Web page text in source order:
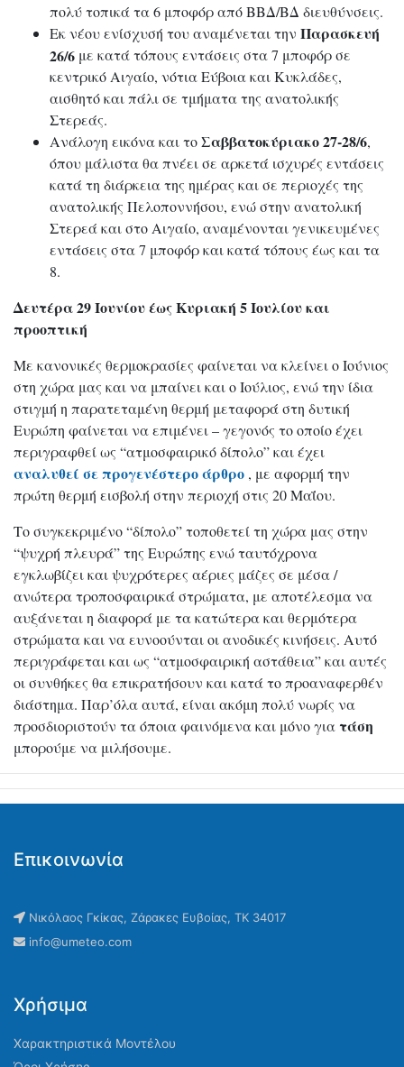
πολύ τοπικά τα 6 μποφόρ από ΒΒΔ/ΒΔ διευθύνσεις.
Εκ νέου ενίσχυσή του αναμένεται την Παρασκευή
26/6 με κατά τόπους εντάσεις στα 7 μποφόρ σε
κεντρικό Αιγαίο, νότια Εύβοια και Κυκλάδες,
αισθητό και πάλι σε τμήματα της ανατολικής
Στερεάς.
Ανάλογη εικόνα και τοΣαββατοκύριακο 27-28/6,
όπου μάλιστα θα πνέει σε αρκετά ισχυρές εντάσεις
κατά τη διάρκεια της ημέρας και σε περιοχές της
ανατολικής Πελοποννήσου, ενώ στην ανατολική
Στερεά και στο Αιγαίο, αναμένονται γενικευμένες
εντάσεις στα 7 μποφόρ και κατά τόπους έως και τα
8.
Δευτέρα 29 Ιουνίου έως Κυριακή 5 Ιουλίου και
προοπτική
Με κανονικές θερμοκρασίες φαίνεται να κλείνει ο Ιούνιος
στη χώρα μας και να μπαίνει και ο Ιούλιος, ενώ την ίδια
στιγμή η παρατεταμένη θερμή μεταφορά στη δυτική
Ευρώπη φαίνεται να επιμένει – γεγονός το οποίο έχει
περιγραφθεί ως “ατμοσφαιρικό δίπολο” και έχει
αναλυθεί σε προγενέστερο άρθρο , με αφορμή την
πρώτη θερμή εισβολή στην περιοχή στις 20 Μαΐου.
Το συγκεκριμένο “δίπολο” τοποθετεί τη χώρα μας στην
“ψυχρή πλευρά” της Ευρώπης ενώ ταυτόχρονα
εγκλωβίζει και ψυχρότερες αέριες μάζες σε μέσα /
ανώτερα τροποσφαιρικά στρώματα, με αποτέλεσμα να
αυξάνεται η διαφορά με τα κατώτερα και θερμότερα
στρώματα και να ευνοούνται οι ανοδικές κινήσεις. Αυτό
περιγράφεται και ως “ατμοσφαιρική αστάθεια” και αυτές
οι συνθήκες θα επικρατήσουν και κατά το προαναφερθέν
διάστημα. Παρ’όλα αυτά, είναι ακόμη πολύ νωρίς να
προσδιοριστούν τα όποια φαινόμενα και μόνο για τάση
μπορούμε να μιλήσουμε.
Επικοινωνία
Νικόλαος Γκίκας, Ζάρακες Ευβοίας, ΤΚ 34017
info@umeteo.com
Χρήσιμα
Χαρακτηριστικά Μοντέλου